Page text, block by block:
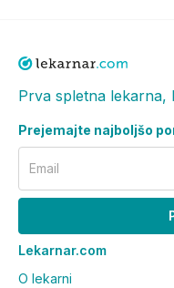
Prva spletna lekarna,
Prejemajte najboljšo
Email
Lekarnar.com
O lekarni